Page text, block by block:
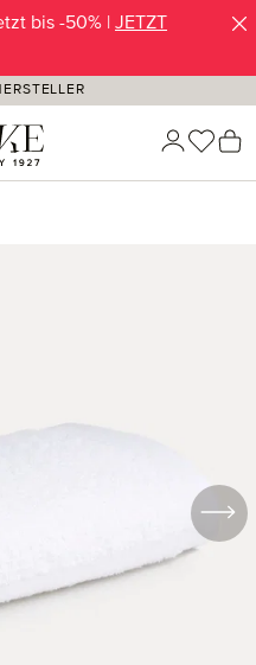
bis -50% | JETZT
Du